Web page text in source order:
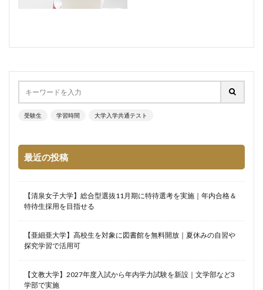
受験生 学習時間 大学入学共通テスト
最近の投稿
【清泉女子大学】総合型選抜11月期に特待選考を実施｜年内合格＆
特待生採用を目指せる
【亜細亜大学】高校生を対象に図書館を無料開放｜夏休みの自習や
探究学習で活用可
【文教大学】2027年度入試から年内学力試験を新設｜文学部など3
学部で実施